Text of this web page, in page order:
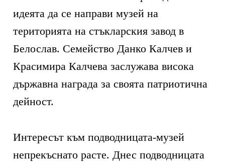
идеята да се направи музей на
територията на стъкларския завод в
Белослав. Семейство Данко Калчев и
Красимира Калчева заслужава висока
държавна награда за своята патриотична
дейност.
Интересът към подводницата-музей
непрекъснато расте. Днес подводницата